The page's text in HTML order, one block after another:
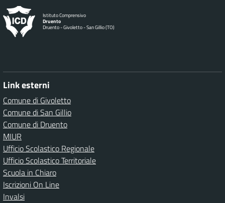
Istituto Comprensivo
Druento
Druento - Givoletto - San Gillio (TO)
Link esterni
Comune di Givoletto
Comune di San Gillio
Comune di Druento
MIUR
Ufficio Scolastico Regionale
Ufficio Scolastico Territoriale
Scuola in Chiaro
Iscrizioni On Line
Invalsi